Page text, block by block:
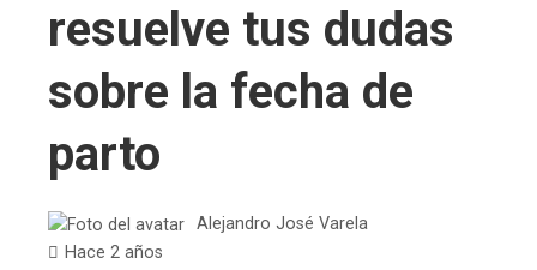
resuelve tus dudas
sobre la fecha de
parto
Alejandro José Varela
Hace 2 años